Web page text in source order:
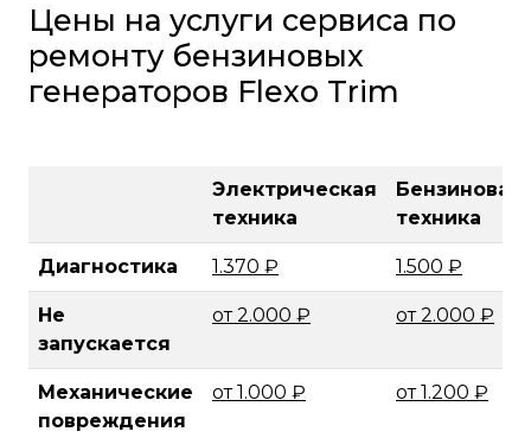
Цены на услуги сервиса по
ремонту бензиновых
генераторов Flexo Trim
Электрическая
техника
Бензиновая
техника
Диагностика 1.370 ₽ 1.500 ₽
Не
запускается
от 2.000 ₽ от 2.000 ₽
Механические
повреждения
от 1.000 ₽ от 1.200 ₽